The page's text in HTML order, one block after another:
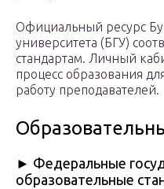
Официальный ресурс
университета (БГУ)
стандартам. Личный
процесс образования
работу преподавателей.
► Федеральные
образовательные